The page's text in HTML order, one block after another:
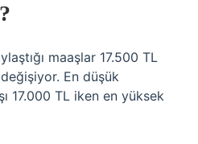
maaşlar 17.500 TL
En düşük
17.000 TL iken en yüksek